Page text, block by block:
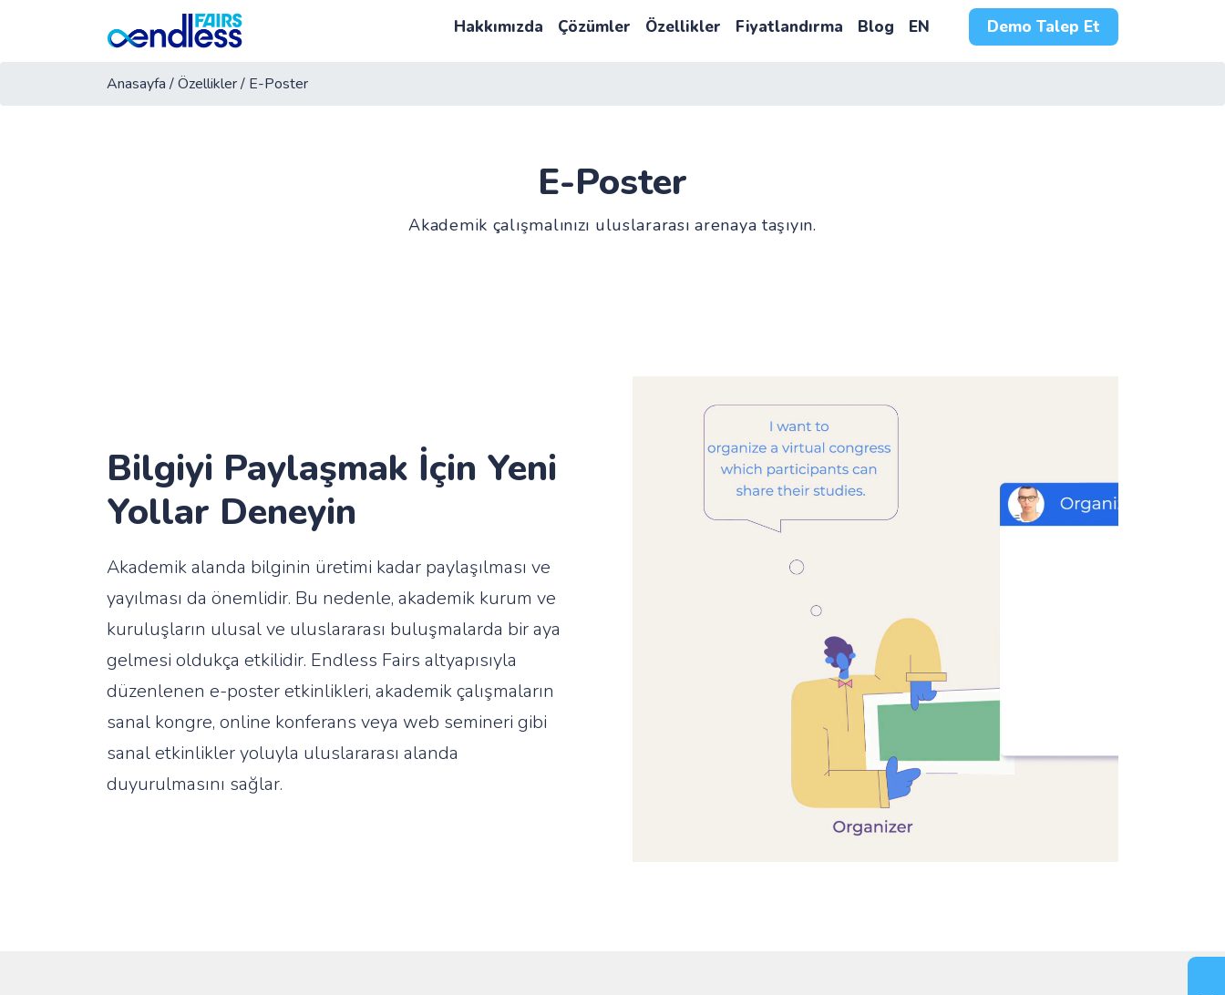
Hakkımızda Çözümler Özellikler Fiyatlandırma Blog EN Demo Talep Et
Anasayfa /Özellikler/ E-Poster
E-Poster
Akademik çalışmalınızı uluslararası arenaya taşıyın.
Bilgiyi Paylaşmak İçin Yeni
Yollar Deneyin
Akademik alanda bilginin üretimi kadar paylaşılması ve
yayılması da önemlidir. Bu nedenle, akademik kurum ve
kuruluşların ulusal ve uluslararası buluşmalarda bir aya
gelmesi oldukça etkilidir. Endless Fairs altyapısıyla
düzenlenen e-poster etkinlikleri, akademik çalışmaların
sanal kongre, online konferans veya web semineri gibi
sanal etkinlikler yoluyla uluslararası alanda
duyurulmasını sağlar.